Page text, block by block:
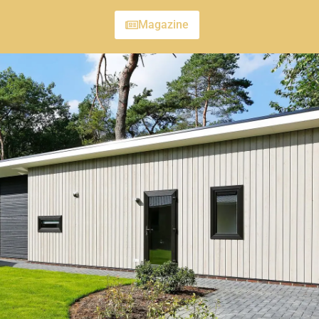
Magazine